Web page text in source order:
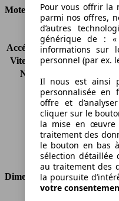
Moteur et Puissance
KW (CH)
Accélération (0-100 km/h)
Vitesse maximale (km/h)
Nombre de vitesses
Couple
Cylindrée
Carburant
Cylindres
4
Transmission
Type de traction
Dimensions
Pour vous offrir la
parmi nos offres,
d’autres
générique de :
informations sur
personnel (par ex.
Il nous est ainsi
personnalisée en
offre et
cliquer sur le
la mise en œuvre
traitement des
le bouton en bas
sélection détaillée
au traitement des
la poursuite
votre